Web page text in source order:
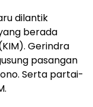
dilantik
berada
Gerindra
pasangan
Serta partai-